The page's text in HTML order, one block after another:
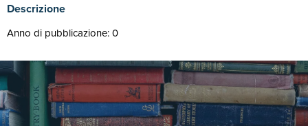
Descrizione
Anno di pubblicazione: 0